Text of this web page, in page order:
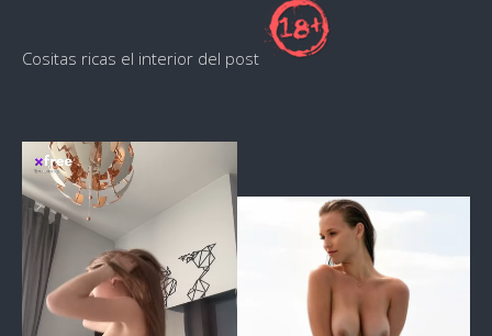
Cositas ricas el interior del post